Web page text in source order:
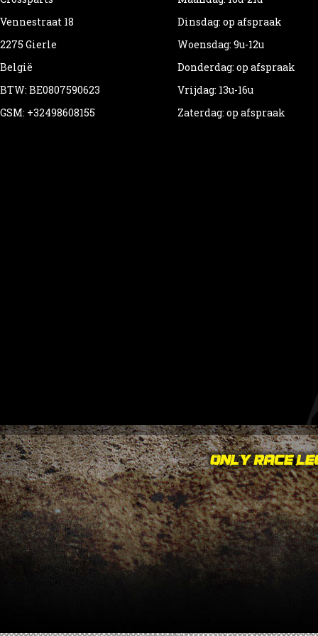
Vennestraat 18
2275 Gierle
België
BTW: BE0807590623
GSM: +32498608155
Dinsdag: op afspraak
Woensdag: 9u-12u
Donderdag: op afspraak
Vrijdag: 13u-16u
Zaterdag: op afspraak